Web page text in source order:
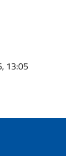
13:05